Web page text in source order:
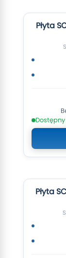
Płyta
Dostępny
Płyta